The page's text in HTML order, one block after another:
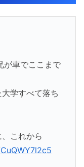
が車でここまで
学すべて落ち
これから